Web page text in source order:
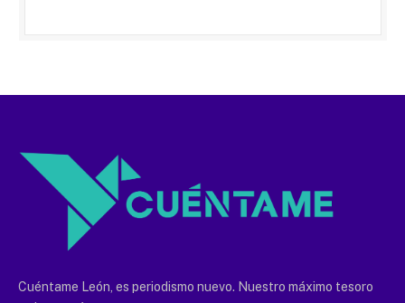
Cuéntame León, es periodismo nuevo. Nuestro máximo tesoro